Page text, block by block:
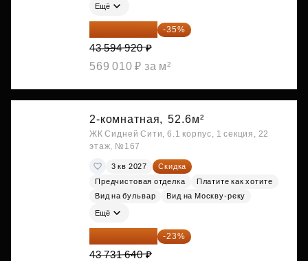
Ещё
28 336 698 ₽ -35%
43 594 920 ₽
569 010 ₽ за м²
2-комнатная, 52.6м²
ЖК Сидней Сити, 6.1 корпус, 1 секция, 22
этаж, №167
3 кв 2027
Скидка
Предчистовая отделка
Платите как хотите
Вид на бульвар
Вид на Москву-реку
Ещё
33 673 363 ₽ -23%
43 731 640 ₽